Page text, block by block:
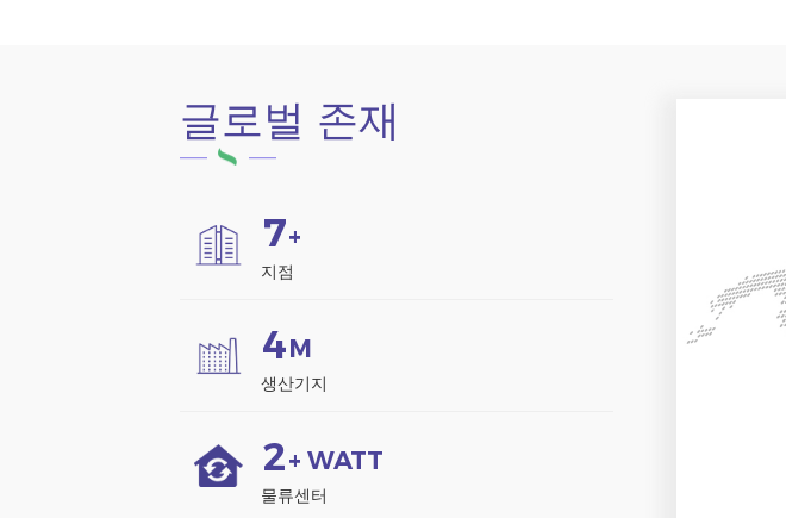
글로벌 존재
7+
지점
4M
생산기지
2+ WATT
물류센터